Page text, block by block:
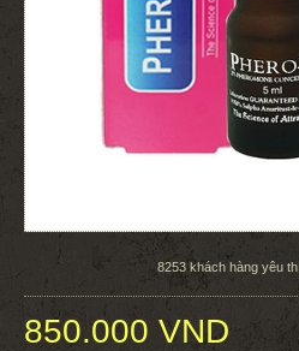
8253 khách hàng yêu
850.000 VND